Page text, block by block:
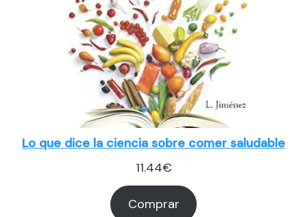
Lo que dice la ciencia sobre comer saludable
11.44€
Comprar